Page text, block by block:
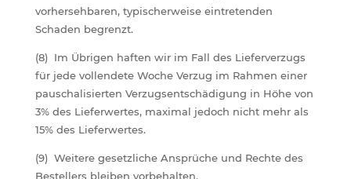
vorhersehbaren, typischerweise eintretenden
Schaden begrenzt.
(8) Im Übrigen haften wir im Fall des Lieferverzugs
für jede vollendete Woche Verzug im Rahmen einer
pauschalisierten Verzugsentschädigung in Höhe von
3% des Lieferwertes, maximal jedoch nicht mehr als
15% des Lieferwertes.
(9) Weitere gesetzliche Ansprüche und Rechte des
Bestellers bleiben vorbehalten.